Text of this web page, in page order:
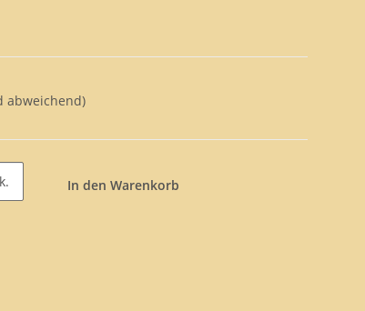
abweichend)
In den Warenkorb